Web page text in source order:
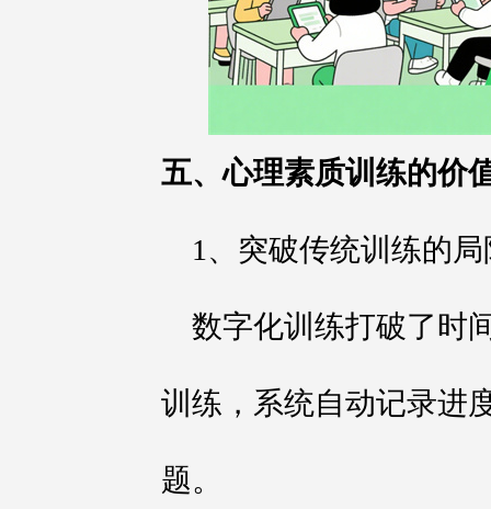
五、心理素质训练的价
1、突破传统训练的局
数字化训练打破了时
训练，系统自动记录进
题。